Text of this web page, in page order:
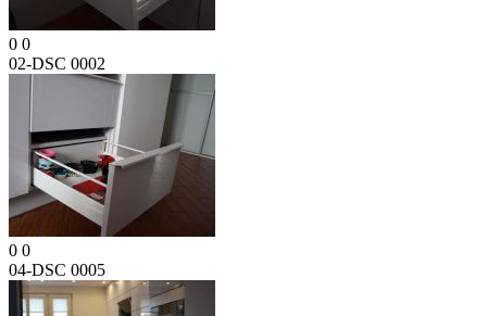
0 0
02-DSC 0002
0 0
04-DSC 0005